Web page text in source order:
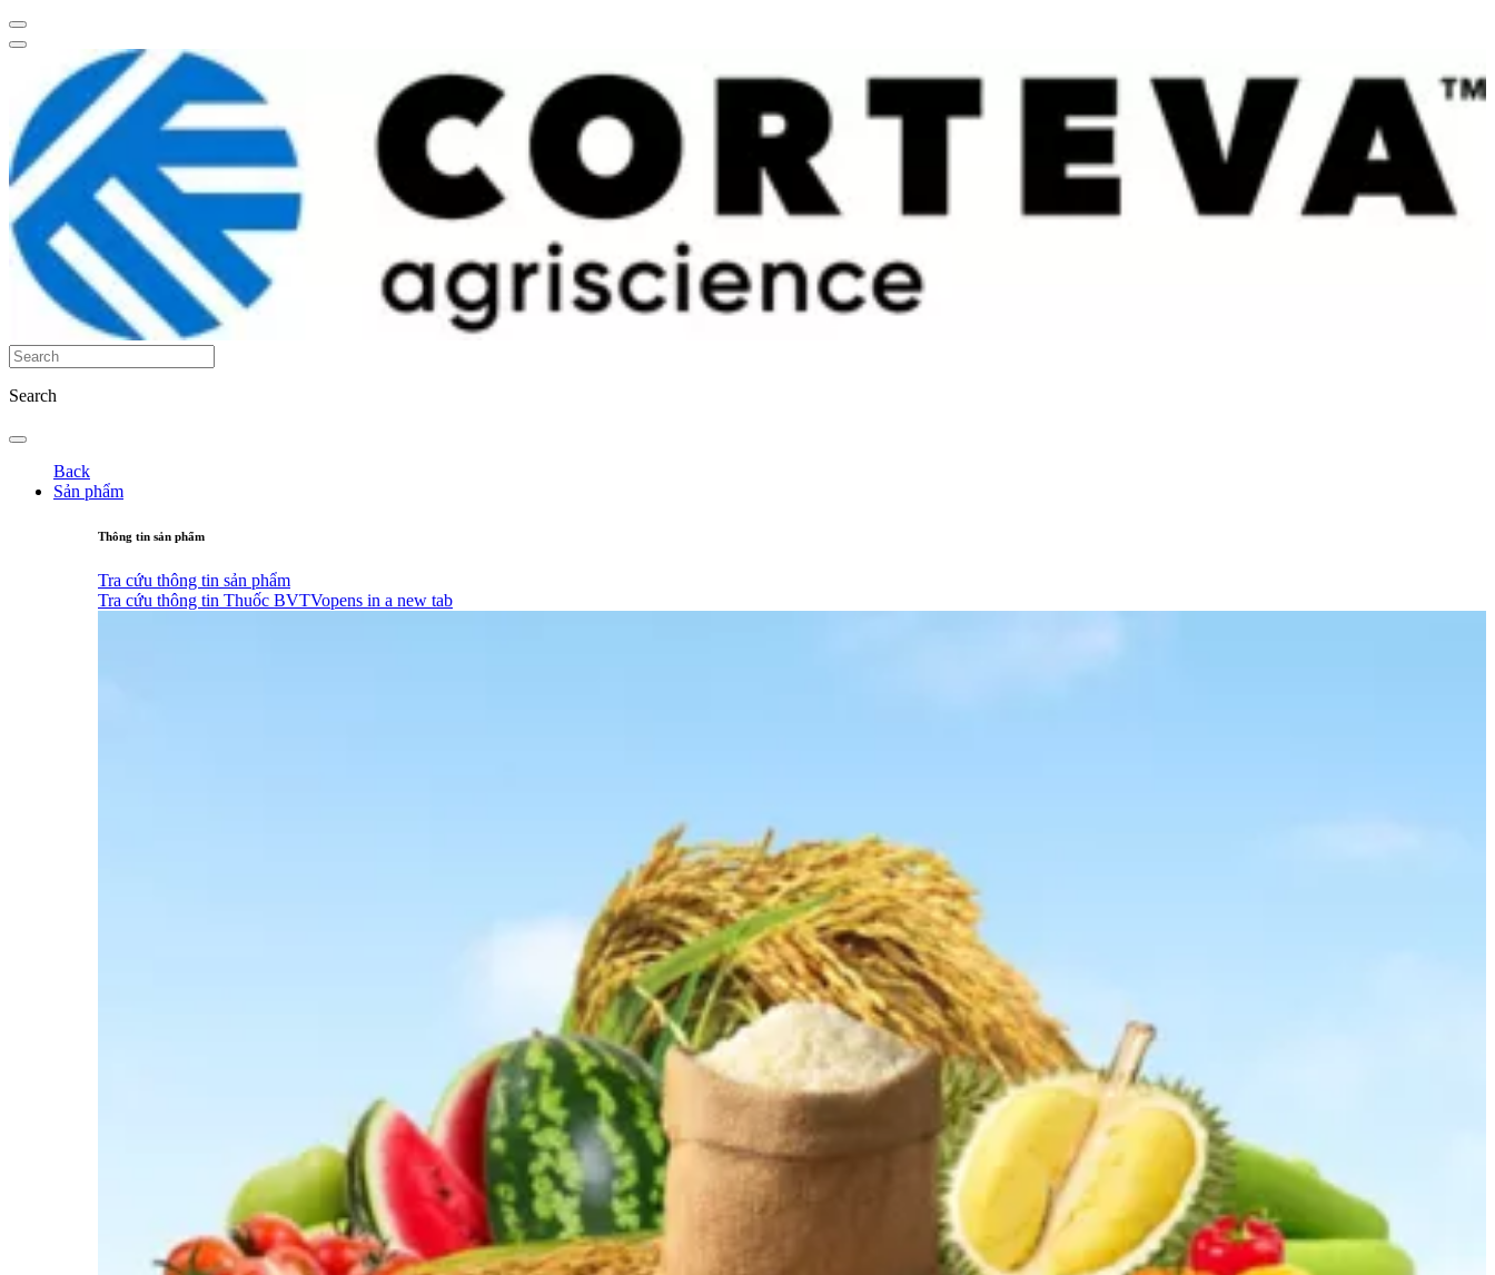
Search
Back
Sản phẩm
Thông tin sản phẩm
Tra cứu thông tin sản phẩm
Tra cứu thông tin Thuốc BVTVopens in a new tab